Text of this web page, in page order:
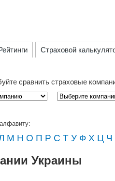
Страховой
сравнить страховые
М Н О П Р С Т У Ф Х Ц Ч
Украины